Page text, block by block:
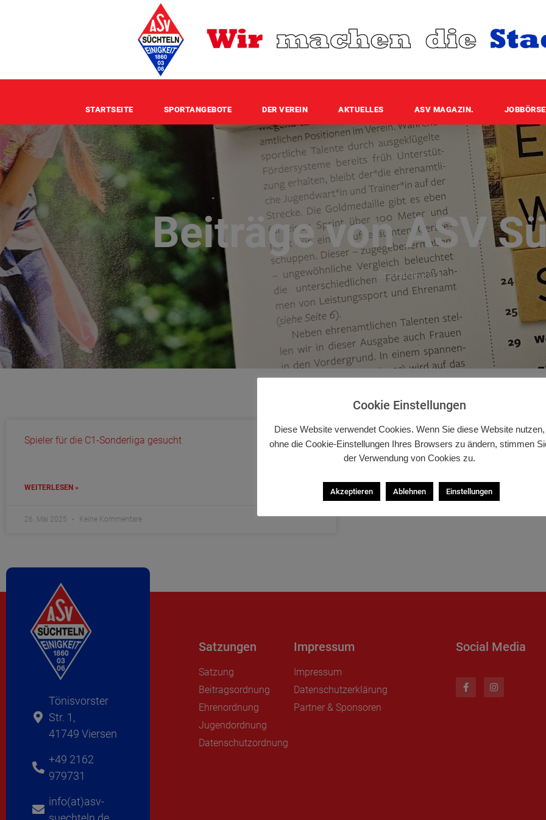
STARTSEITE SPORTANGEBOTE DER VEREIN AKTUELLES ASV MAGAZIN. JOBBÖRSE
Beiträge von ASV
Startseite»C1
Spieler für die C1-Sonderliga gesucht
WEITERLESEN »
26. Mai 2025 Keine Kommentare
Tönisvorster
Str. 1,
41749 Viersen
+49 2162
979731
info(at)asv-
Satzungen
Satzung
Beitragsordnung
Ehrenordnung
Jugendordnung
Datenschutzordnung
Impressum
Impressum
Datenschutzerklärung
Partner & Sponsoren
Social Media
Cookie Einstellungen
Diese Website verwendet Cookies. Wenn Sie diese Website nutzen,
ohne die Cookie-Einstellungen Ihres Browsers zu ändern, stimmen
der Verwendung von Cookies zu.
Akzeptieren Ablehnen Einstellungen